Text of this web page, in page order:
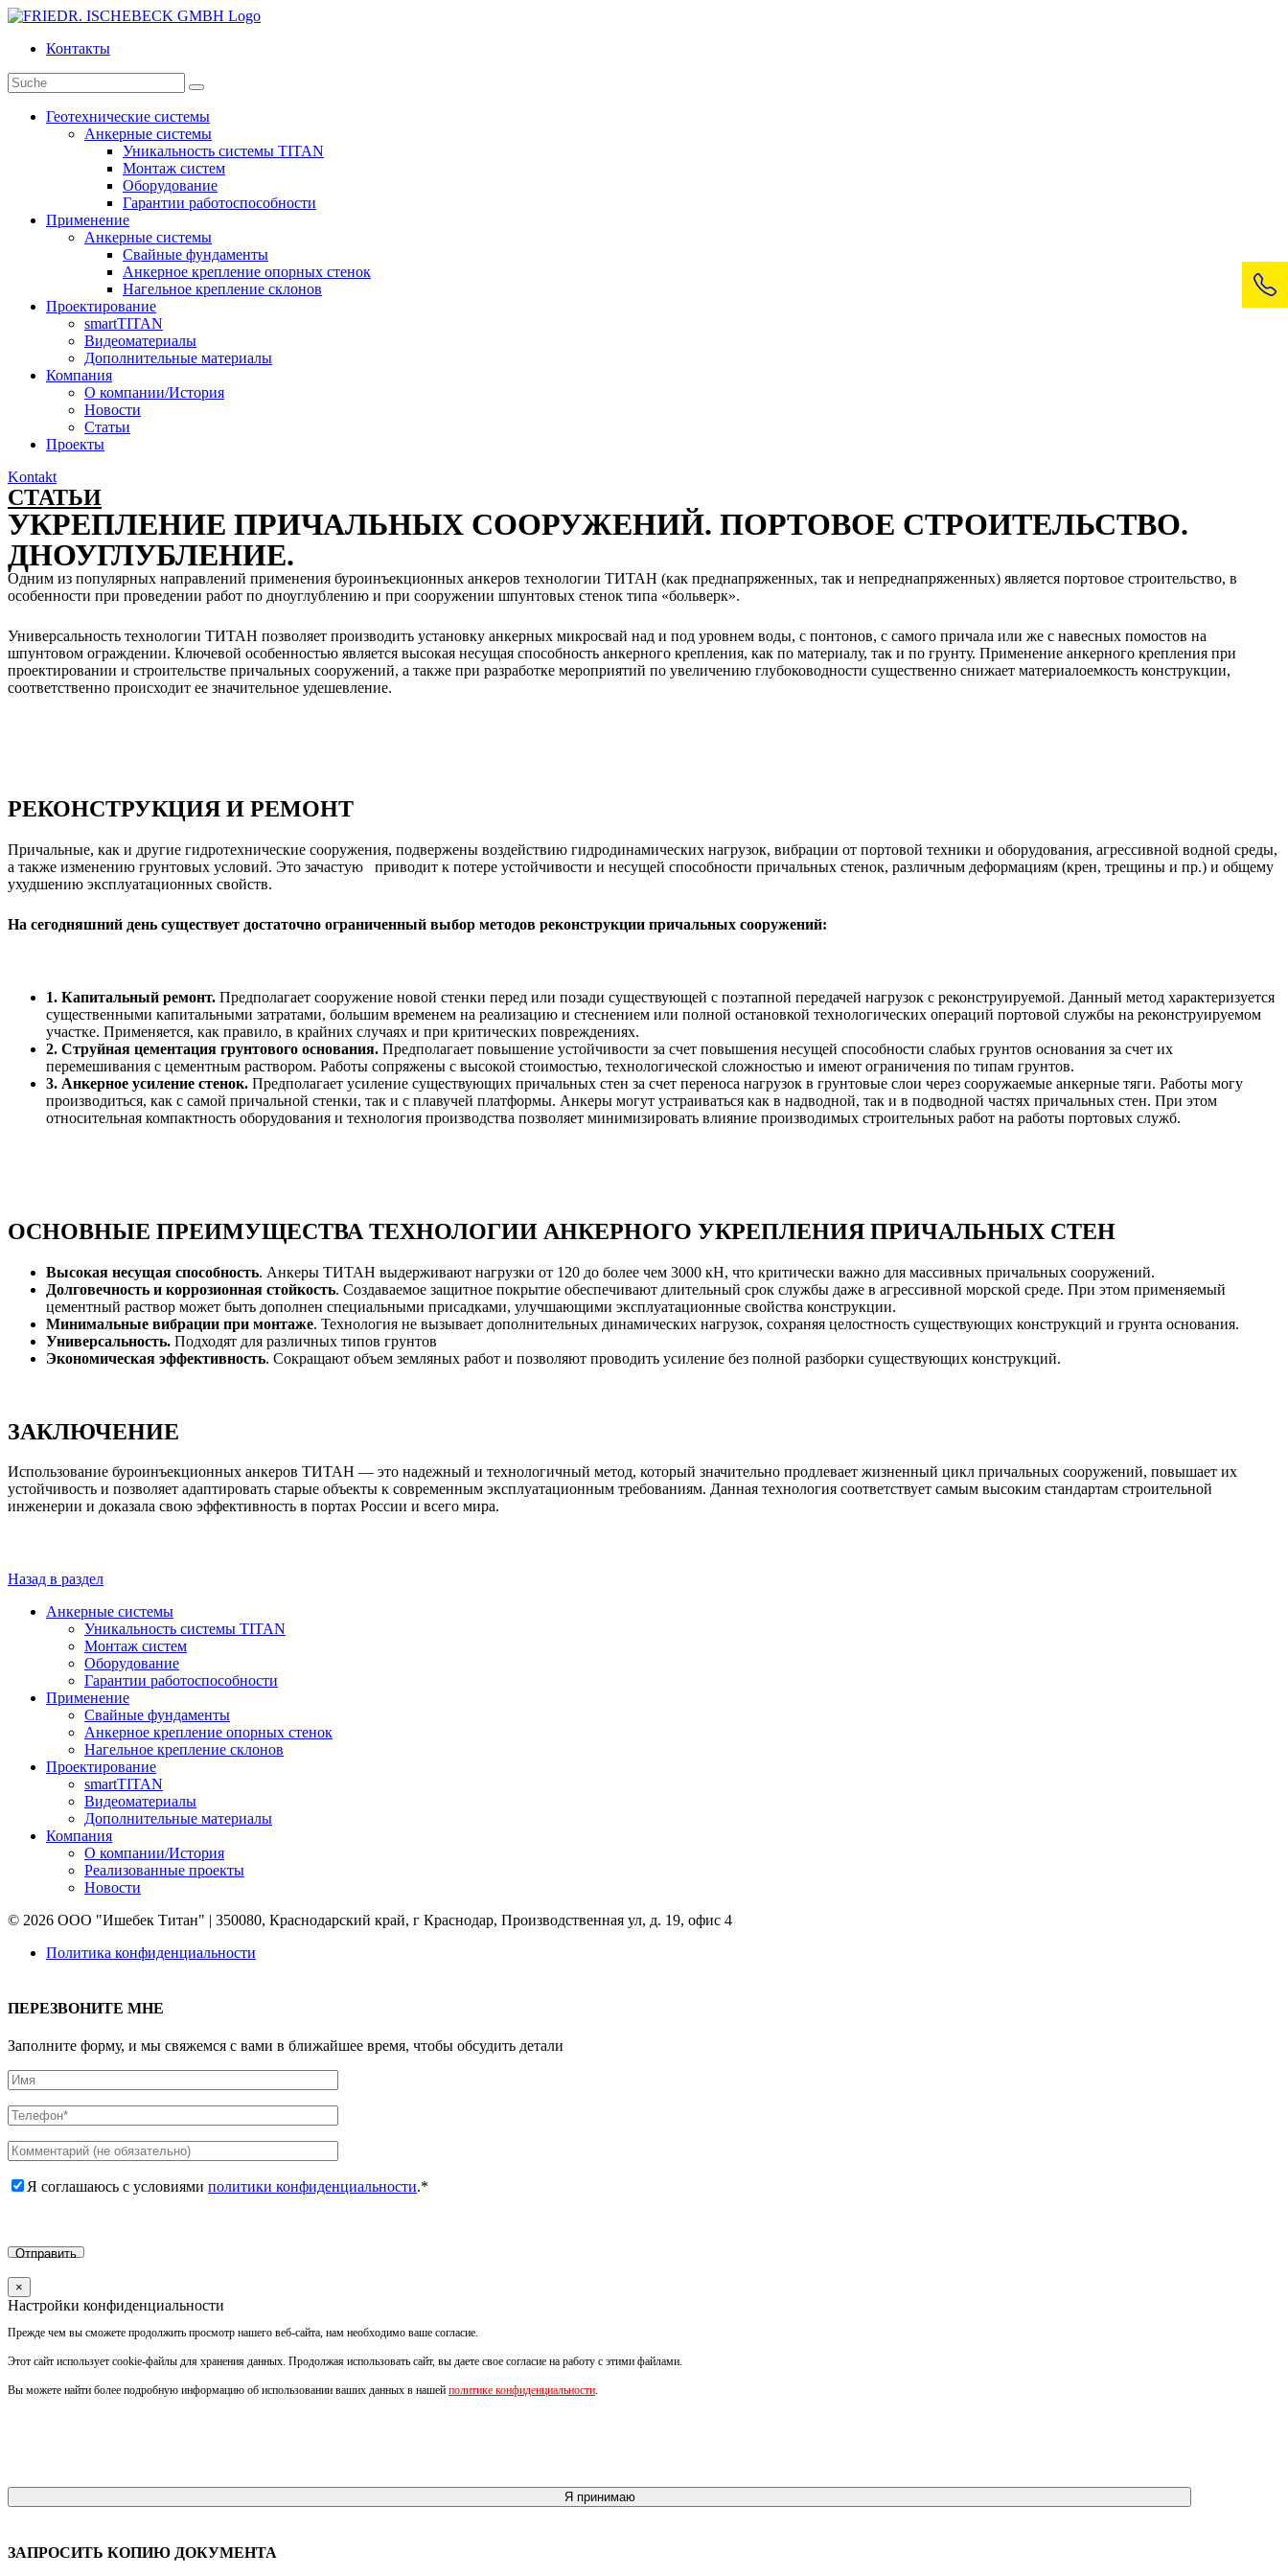
Контакты
Геотехнические системы
Анкерные системы
Уникальность системы TITAN
Монтаж систем
Оборудование
Гарантии работоспособности
Применение
Анкерные системы
Свайные фундаменты
Анкерное крепление опорных стенок
Нагельное крепление склонов
Проектирование
smartTITAN
Видеоматериалы
Дополнительные материалы
Компания
О компании/История
Новости
Статьи
Проекты
Kontakt
СТАТЬИ
УКРЕПЛЕНИЕ ПРИЧАЛЬНЫХ СООРУЖЕНИЙ. ПОРТОВОЕ СТРОИТЕЛЬСТВО.
ДНОУГЛУБЛЕНИЕ.
Одним из популярных направлений применения буроинъекционных анкеров технологии ТИТАН (как преднапряженных, так и непреднапряженных) является портовое строительство, в
особенности при проведении работ по дноуглублению и при сооружении шпунтовых стенок типа «больверк».
Универсальность технологии ТИТАН позволяет производить установку анкерных микросвай над и под уровнем воды, с понтонов, с самого причала или же с навесных помостов на
шпунтовом ограждении. Ключевой особенностью является высокая несущая способность анкерного крепления, как по материалу, так и по грунту. Применение анкерного крепления при
проектировании и строительстве причальных сооружений, а также при разработке мероприятий по увеличению глубоководности существенно снижает материалоемкость конструкции,
соответственно происходит ее значительное удешевление.
РЕКОНСТРУКЦИЯ И РЕМОНТ
Причальные, как и другие гидротехнические сооружения, подвержены воздействию гидродинамических нагрузок, вибрации от портовой техники и оборудования, агрессивной водной среды,
а также изменению грунтовых условий. Это зачастую
приводит к потере устойчивости и несущей способности причальных стенок, различным деформациям (крен, трещины и пр.) и общему
ухудшению эксплуатационных свойств.
На сегодняшний день существует достаточно ограниченный выбор методов реконструкции причальных сооружений:
1. Капитальный ремонт. Предполагает сооружение новой стенки перед или позади существующей с поэтапной передачей нагрузок с реконструируемой. Данный метод характеризуется
существенными капитальными затратами, большим временем на реализацию и стеснением или полной остановкой технологических операций портовой службы на реконструируемом
участке. Применяется, как правило, в крайних случаях и при критических повреждениях.
2. Струйная цементация грунтового основания. Предполагает повышение устойчивости за счет повышения несущей способности слабых грунтов основания за счет их
перемешивания с цементным раствором. Работы сопряжены с высокой стоимостью, технологической сложностью и имеют ограничения по типам грунтов.
3. Анкерное усиление стенок. Предполагает усиление существующих причальных стен за счет переноса нагрузок в грунтовые слои через сооружаемые анкерные тяги. Работы могу
производиться, как с самой причальной стенки, так и с плавучей платформы. Анкеры могут устраиваться как в надводной, так и в подводной частях причальных стен. При этом
относительная компактность оборудования и технология производства позволяет минимизировать влияние производимых строительных работ на работы портовых служб.
ОСНОВНЫЕ ПРЕИМУЩЕСТВА ТЕХНОЛОГИИ АНКЕРНОГО УКРЕПЛЕНИЯ ПРИЧАЛЬНЫХ СТЕН
Высокая несущая способность. Анкеры ТИТАН выдерживают нагрузки от 120 до более чем 3000 кН, что критически важно для массивных причальных сооружений.
Долговечность и коррозионная стойкость. Создаваемое защитное покрытие обеспечивают длительный срок службы даже в агрессивной морской среде. При этом применяемый
цементный раствор может быть дополнен специальными присадками, улучшающими эксплуатационные свойства конструкции.
Минимальные вибрации при монтаже. Технология не вызывает дополнительных динамических нагрузок, сохраняя целостность существующих конструкций и грунта основания.
Универсальность. Подходят для различных типов грунтов
Экономическая эффективность. Сокращают объем земляных работ и позволяют проводить усиление без полной разборки существующих конструкций.
ЗАКЛЮЧЕНИЕ
Использование буроинъекционных анкеров ТИТАН — это надежный и технологичный метод, который значительно продлевает жизненный цикл причальных сооружений, повышает их
устойчивость и позволяет адаптировать старые объекты к современным эксплуатационным требованиям. Данная технология соответствует самым высоким стандартам строительной
инженерии и доказала свою эффективность в портах России и всего мира.
Назад в раздел
Анкерные системы
Уникальность системы TITAN
Монтаж систем
Оборудование
Гарантии работоспособности
Применение
Свайные фундаменты
Анкерное крепление опорных стенок
Нагельное крепление склонов
Проектирование
smartTITAN
Видеоматериалы
Дополнительные материалы
Компания
О компании/История
Реализованные проекты
Новости
© 2026 ООО "Ишебек Титан" | 350080, Краснодарский край, г Краснодар, Производственная ул, д. 19, офис 4
Политика конфиденциальности
ПЕРЕЗВОНИТЕ МНЕ
Заполните форму, и мы свяжемся с вами в ближайшее время, чтобы обсудить детали
Я соглашаюсь с условиями политики конфиденциальности.*
Отправить
×
Настройки конфиденциальности
Прежде чем вы сможете продолжить просмотр нашего веб-сайта, нам необходимо ваше согласие.
Этот сайт использует cookie-файлы для хранения данных. Продолжая использовать сайт, вы даете свое согласие на работу с этими файлами.
Вы можете найти более подробную информацию об использовании ваших данных в нашей политике конфиденциальности.
Я принимаю
ЗАПРОСИТЬ КОПИЮ ДОКУМЕНТА